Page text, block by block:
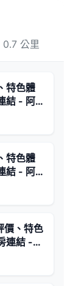
0.7 公里
特色體
結 - 阿
特色體
結 - 阿
、特色
連結 -